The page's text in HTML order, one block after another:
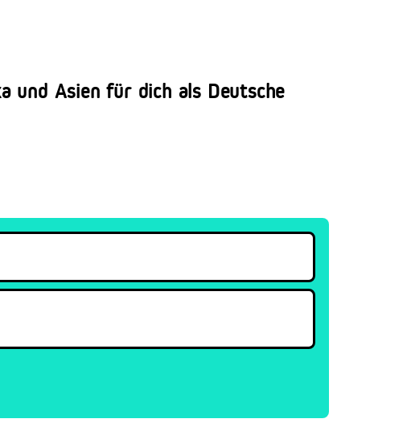
und Asien für dich als Deutsche